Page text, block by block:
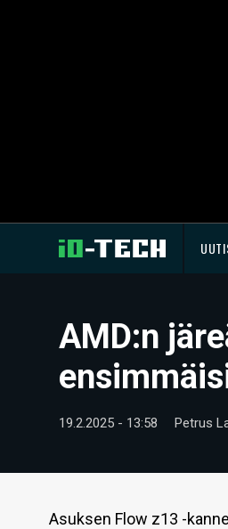
AMD:n
19.2.2025 - 13:58 Petrus
Asuksen Flow z13 -